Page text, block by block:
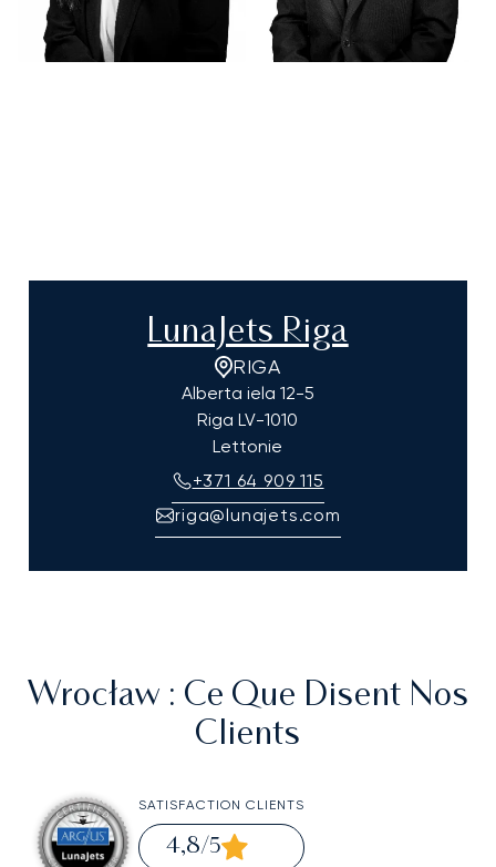
LunaJets Riga
RIGA
Alberta iela 12-5
Riga LV-1010
Lettonie
+371 64 909 115
riga@lunajets.com
Wrocław : Ce Que Disent Nos
Clients
SATISFACTION CLIENTS
4,8/5